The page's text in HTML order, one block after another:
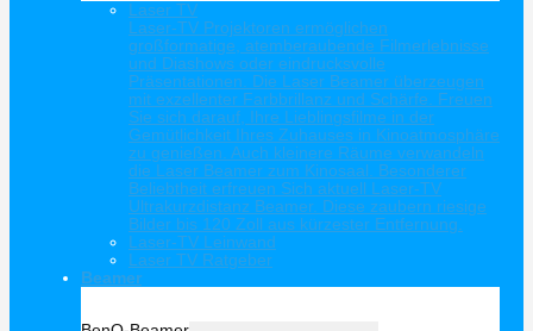
Laser TV
Laser-TV Projektoren ermöglichen
großformatige, atemberaubende Filmerlebnisse
und Diashows oder eindrucksvolle
Präsentationen. Die Laser Beamer überzeugen
mit exzellenter Farbbrillanz und Schärfe. Freuen
Sie sich darauf, Ihre Lieblingsfilme in der
Gemütlichkeit Ihres Zuhauses in Kinoatmosphäre
zu genießen. Auch kleinere Räume verwandeln
die Laser Beamer zum Kinosaal. Besonderer
Beliebtheit erfreuen Sich aktuell Laser-TV
Ultrakurzdistanz Beamer. Diese zaubern riesige
Bilder bis 120 Zoll aus kürzester Entfernung.
Laser-TV Leinwand
Laser TV Ratgeber
Beamer